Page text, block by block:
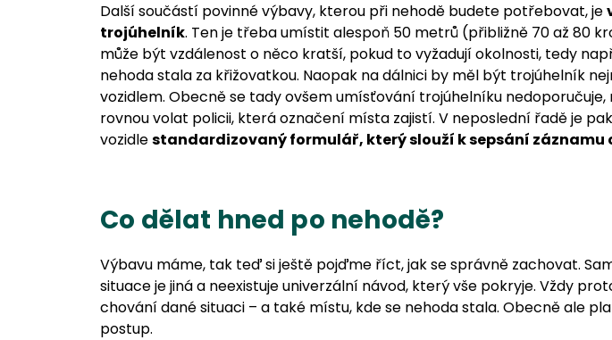
Další součástí povinné výbavy, kterou při nehodě budete potřebovat, je
trojúhelník. Ten je třeba umístit alespoň 50 metrů (přibližně 70 až 80
může být vzdálenost o něco kratší, pokud to vyžadují okolnosti, tedy
nehoda stala za křižovatkou. Naopak na dálnici by měl být trojúhelník
vozidlem. Obecně se tady ovšem umísťování trojúhelníku
rovnou volat policii, která označení místa zajistí. V neposlední řadě je
vozidlestandardizovaný formulář, který slouží k sepsání záznamu
Co dělat hned po nehodě?
Výbavu máme, tak teď si ještě pojďme říct, jak se správně zachovat.
situace je jiná a neexistuje univerzální návod, který vše pokryje. Vždy
chování dané situaci – a také místu, kde se nehoda stala. Obecně ale
postup.